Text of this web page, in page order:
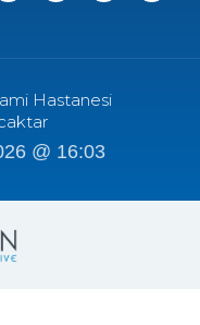
Hastanesi
@ 16:03